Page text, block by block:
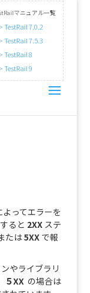
マニュアル一覧
> TestRail 7.0.2
> TestRail 7.5.3
> TestRail 8
> TestRail 9
ってエラーを
ると 2XXステ
たは5XXで報
やライブラリ
５XXの場合は